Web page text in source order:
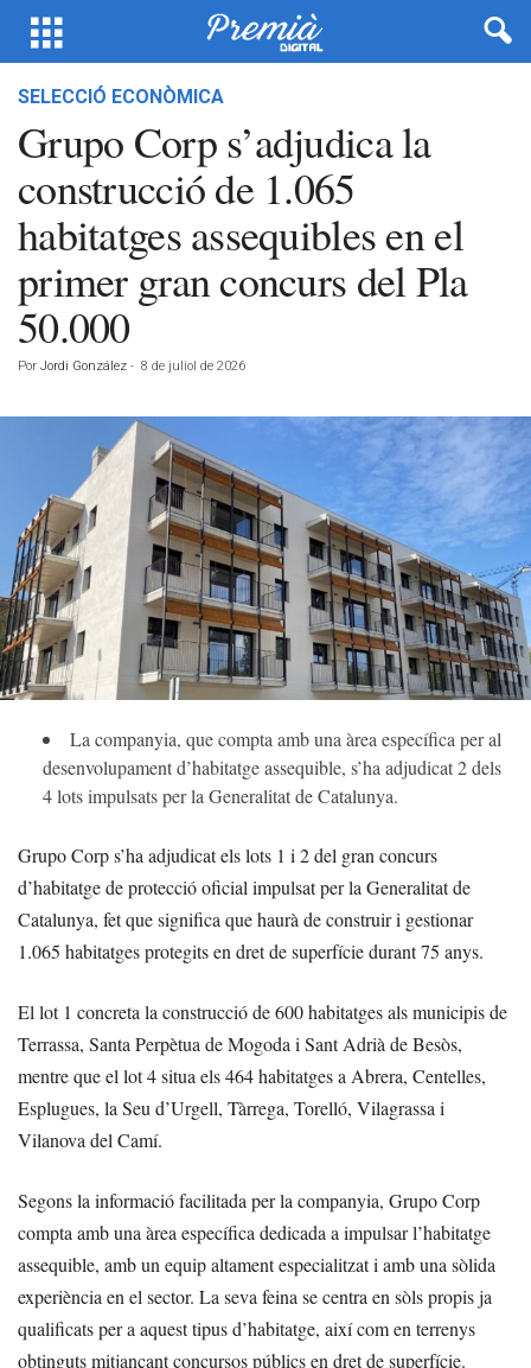
SELECCIÓ ECONÒMICA
Grupo Corp s’adjudica la
construcció de 1.065
habitatges assequibles en el
primer gran concurs del Pla
50.000
Por Jordi González - 8 de juliol de 2026
La companyia, que compta amb una àrea específica per al
desenvolupament d’habitatge assequible, s’ha adjudicat 2 dels
4 lots impulsats per la Generalitat de Catalunya.
Grupo Corp s’ha adjudicat els lots 1 i 2 del gran concurs
d’habitatge de protecció oficial impulsat per la Generalitat de
Catalunya, fet que significa que haurà de construir i gestionar
1.065 habitatges protegits en dret de superfície durant 75 anys.
El lot 1 concreta la construcció de 600 habitatges als municipis de
Terrassa, Santa Perpètua de Mogoda i Sant Adrià de Besòs,
mentre que el lot 4 situa els 464 habitatges a Abrera, Centelles,
Esplugues, la Seu d’Urgell, Tàrrega, Torelló, Vilagrassa i
Vilanova del Camí.
Segons la informació facilitada per la companyia, Grupo Corp
compta amb una àrea específica dedicada a impulsar l’habitatge
assequible, amb un equip altament especialitzat i amb una sòlida
experiència en el sector. La seva feina se centra en sòls propis ja
qualificats per a aquest tipus d’habitatge, així com en terrenys
obtinguts mitjançant concursos públics en dret de superfície.